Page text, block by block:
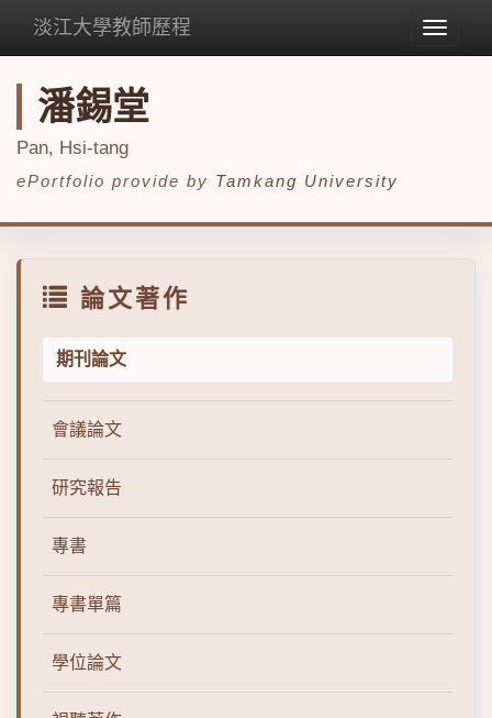
Toggle
淡江大學教師歷程
潘錫堂
Pan, Hsi-tang
ePortfolio provide by Tamkang University
論文著作
期刊論文
會議論文
研究報告
專書
專書單篇
學位論文